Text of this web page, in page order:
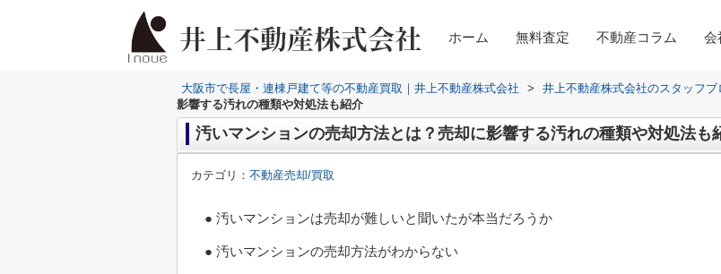
ホーム 無料査定 不動産コラム 会
大阪市で長屋・連棟戸建て等の不動産買取｜井上不動産株式会社 > 井上不動産株式会社のスタッフブ
影響する汚れの種類や対処法も紹介
汚いマンションの売却方法とは？売却に影響する汚れの種類や対処法も
カテゴリ： 不動産売却/買取
● 汚いマンションは売却が難しいと聞いたが本当だろうか
● 汚いマンションの売却方法がわからない